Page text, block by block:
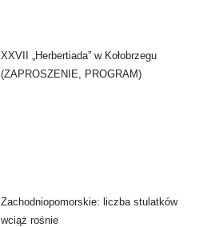
XXVII „Herbertiada” w Kołobrzegu
(ZAPROSZENIE, PROGRAM)
Zachodniopomorskie: liczba stulatków
wciąż rośnie